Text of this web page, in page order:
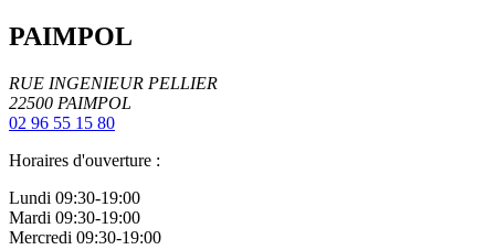
PAIMPOL
RUE INGENIEUR PELLIER
22500 PAIMPOL
02 96 55 15 80
Horaires d'ouverture :
Lundi 09:30-19:00
Mardi 09:30-19:00
Mercredi 09:30-19:00